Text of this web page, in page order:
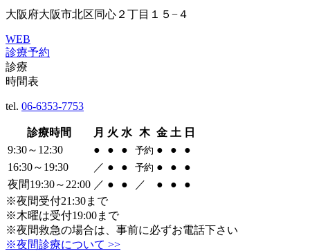
大阪府大阪市北区同心２丁目１５−４
WEB
診療予約
診療
時間表
tel. 06-6353-7753
診療時間 月 火 水 木 金 土 日
9:30～12:30
● ● ● 予約 ● ●
●
16:30～19:30
／ ● ● 予約 ● ●
●
夜間19:30～22:00 ／ ● ● ／ ● ●
●
※夜間受付21:30まで
※木曜は受付19:00まで
※夜間救急の場合は、事前に必ずお電話下さい
※夜間診療について >>